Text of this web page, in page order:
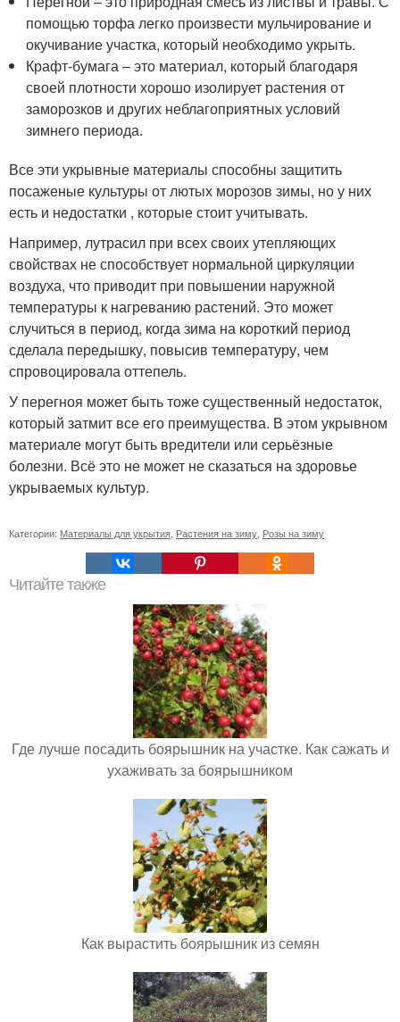
помощью торфа легко произвести мульчирование и
окучивание участка, который необходимо укрыть.
Крафт-бумага – это материал, который благодаря
своей плотности хорошо изолирует растения от
заморозков и других неблагоприятных условий
зимнего периода.
Все эти укрывные материалы способны защитить
посаженые культуры от лютых морозов зимы, но у них
есть и недостатки , которые стоит учитывать.
Например, лутрасил при всех своих утепляющих
свойствах не способствует нормальной циркуляции
воздуха, что приводит при повышении наружной
температуры к нагреванию растений. Это может
случиться в период, когда зима на короткий период
сделала передышку, повысив температуру, чем
спровоцировала оттепель.
У перегноя может быть тоже существенный недостаток,
который затмит все его преимущества. В этом укрывном
материале могут быть вредители или серьёзные
болезни. Всё это не может не сказаться на здоровье
укрываемых культур.
Категории: Материалы для укрытия Растения на зиму Розы на зиму
Читайте также
Где лучше посадить боярышник на участке. Как сажать и
ухаживать за боярышником
Как вырастить боярышник из семян